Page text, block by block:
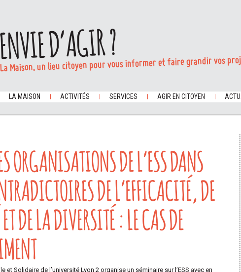
ENVIE D’AGIR ?
La Maison, un lieu citoyen pour vous informer et faire grandir vos
LA MAISON ACTIVITÉS SERVICES AGIR EN CITOYEN
ORGANISATIONS DE L’ESS DANS
DE L’EFFICACITÉ, DE
DE LA DIVERSITÉ : LE CAS DE
et Solidaire de l’université Lyon 2 organise un séminaire sur l’ESS avec en